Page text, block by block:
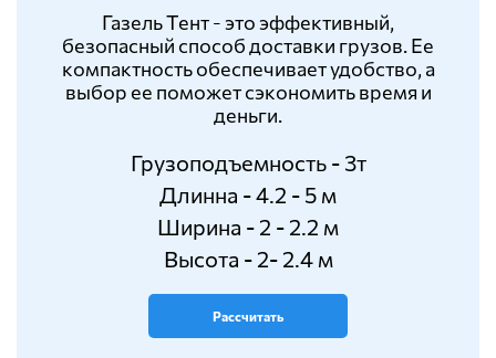
Газель Тент - это эффективный,
безопасный способ доставки грузов. Ее
компактность обеспечивает удобство, а
выбор ее поможет сэкономить время и
деньги.
Грузоподъемность - 3т
Длинна - 4.2 - 5 м
Ширина - 2 - 2.2 м
Высота - 2- 2.4 м
Рассчитать